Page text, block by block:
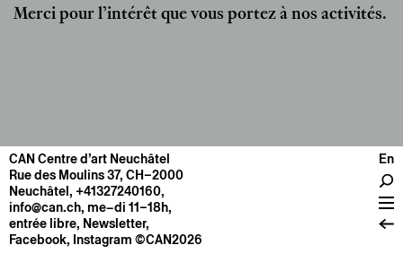
Merci pour l’intérêt que vous portez à nos activités.
CENTRE
Infos pratiques
Fonctionnement
À propos
CAN Centre d’art Neuchâtel
Rue des Moulins 37, CH–2000
Neuchâtel, +41327240160,
info@can.ch, me–di 11–18h,
entrée libre, Newsletter,
Facebook, Instagram ©CAN2026
En